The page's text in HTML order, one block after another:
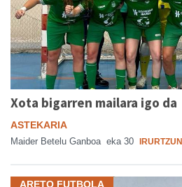
Xota bigarren mailara igo da
ASTEKARIA
Maider Betelu Ganboa eka 30 IRURTZUN
ARETO FUTBOLA